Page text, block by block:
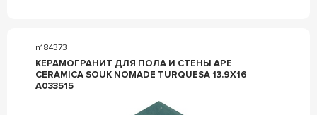
n184373
КЕРАМОГРАНИТ ДЛЯ ПОЛА И СТЕНЫ APE
CERAMICA SOUK NOMADE TURQUESA 13.9X16
A033515